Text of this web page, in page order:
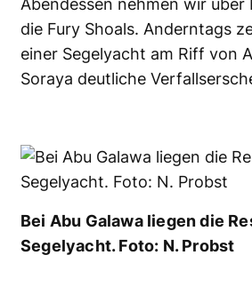
Abendessen nehmen wir über
die Fury Shoals. Anderntags
einer Segelyacht am Riff von
Soraya deutliche
Bei Abu Galawa liegen die
Segelyacht. Foto: N. Probst